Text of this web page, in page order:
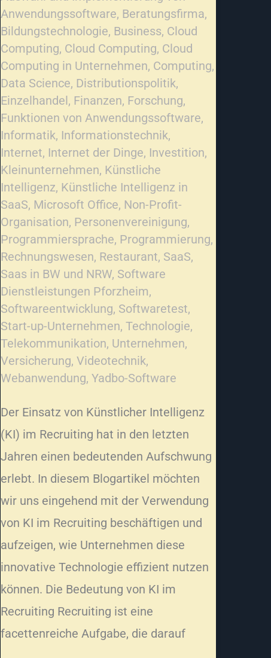
Anwendungssoftware, Beratungsfirma,
Bildungstechnologie, Business, Cloud
Computing, Cloud Computing, Cloud
Computing in Unternehmen, Computing,
Data Science, Distributionspolitik,
Einzelhandel , Finanzen, Forschung,
Funktionen von Anwendungssoftware,
Informatik, Informationstechnik,
Internet, Internet der Dinge, Investition,
Kleinunternehmen, Künstliche
Intelligenz, Künstliche Intelligenz in
SaaS, Microsoft Office, Non-Profit-
Organisation, Personenvereinigung,
Programmiersprache, Programmierung,
Rechnungswesen, Restaurant, SaaS,
Saas in BW und NRW, Software
Dienstleistungen Pforzheim,
Softwareentwicklung, Softwaretest,
Start-up-Unternehmen, Technologie,
Telekommunikation, Unternehmen,
Versicherung, Videotechnik,
Webanwendung, Yadbo-Software
Der Einsatz von Künstlicher Intelligenz
(KI) im Recruiting hat in den letzten
Jahren einen bedeutenden Aufschwung
erlebt. In diesem Blogartikel möchten
wir uns eingehend mit der Verwendung
von KI im Recruiting beschäftigen und
aufzeigen, wie Unternehmen diese
innovative Technologie effizient nutzen
können. Die Bedeutung von KI im
Recruiting Recruiting ist eine
facettenreiche Aufgabe, die darauf